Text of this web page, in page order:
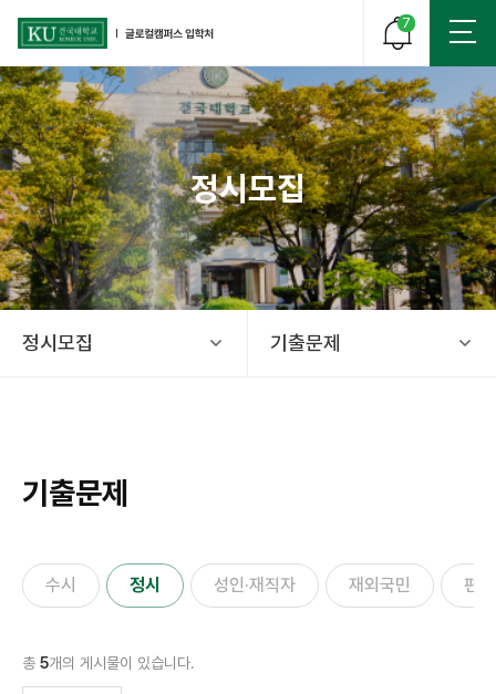
건국대학교 글로컬 캠퍼스 입학처
7
정시모집
정시모집 기출문제
기출문제
수시 정시 성인·재직자 재외국민 편
총 5개의 게시물이 있습니다.